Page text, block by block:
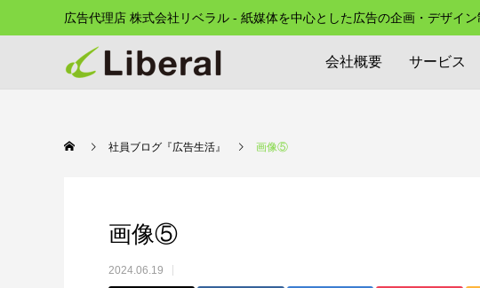
広告代理店 株式会社リベラル - 紙媒体を中心とした広告の企画・デザイン
会社概要 サービス
社員ブログ『広告生活』 画像⑤
画像⑤
2024.06.19